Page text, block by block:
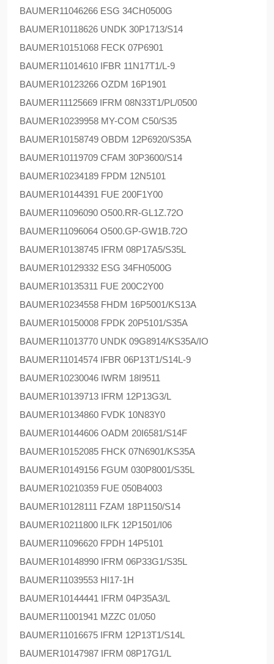
BAUMER11046266 ESG 34CH0500G
BAUMER10118626 UNDK 30P1713/S14
BAUMER10151068 FECK 07P6901
BAUMER11014610 IFBR 11N17T1/L-9
BAUMER10123266 OZDM 16P1901
BAUMER11125669 IFRM 08N33T1/PL/0500
BAUMER10239958 MY-COM C50/S35
BAUMER10158749 OBDM 12P6920/S35A
BAUMER10119709 CFAM 30P3600/S14
BAUMER10234189 FPDM 12N5101
BAUMER10144391 FUE 200F1Y00
BAUMER11096090 O500.RR-GL1Z.72O
BAUMER11096064 O500.GP-GW1B.72O
BAUMER10138745 IFRM 08P17A5/S35L
BAUMER10129332 ESG 34FH0500G
BAUMER10135311 FUE 200C2Y00
BAUMER10234558 FHDM 16P5001/KS13A
BAUMER10150008 FPDK 20P5101/S35A
BAUMER11013770 UNDK 09G8914/KS35A/IO
BAUMER11014574 IFBR 06P13T1/S14L-9
BAUMER10230046 IWRM 18I9511
BAUMER10139713 IFRM 12P13G3/L
BAUMER10134860 FVDK 10N83Y0
BAUMER10144606 OADM 20I6581/S14F
BAUMER10152085 FHCK 07N6901/KS35A
BAUMER10149156 FGUM 030P8001/S35L
BAUMER10210359 FUE 050B4003
BAUMER10128111 FZAM 18P1150/S14
BAUMER10211800 ILFK 12P1501/I06
BAUMER11096620 FPDH 14P5101
BAUMER10148990 IFRM 06P33G1/S35L
BAUMER11039553 HI17-1H
BAUMER10144441 IFRM 04P35A3/L
BAUMER11001941 MZZC 01/050
BAUMER11016675 IFRM 12P13T1/S14L
BAUMER10147987 IFRM 08P17G1/L